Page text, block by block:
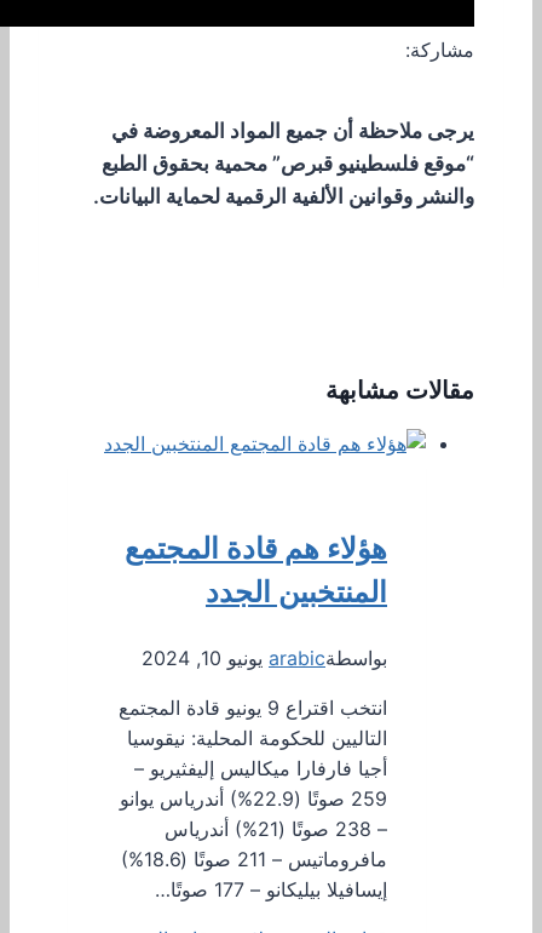
مشاركة:
يرجى ملاحظة أن جميع المواد المعروضة في
“موقع فلسطينيو قبرص” محمية بحقوق الطبع
والنشر وقوانين الألفية الرقمية لحماية البيانات.
مقالات مشابهة
هؤلاء هم قادة المجتمع
المنتخبين الجدد
بواسطةarabic يونيو 10, 2024
انتخب اقتراع 9 يونيو قادة المجتمع
التاليين للحكومة المحلية: نيقوسيا
أجيا فارفارا ميكاليس إليفثيريو –
259 صوتًا (22.9%) أندرياس يوانو
– 238 صوتًا (21%) أندرياس
مافروماتيس – 211 صوتًا (18.6%)
إيسافيلا بيليكانو – 177 صوتًا…